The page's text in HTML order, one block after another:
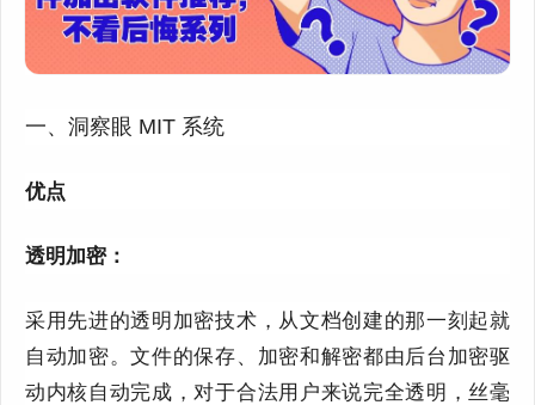
一、洞察眼 MIT 系统
优点
透明加密：
采用先进的透明加密技术，从文档创建的那一刻起就
自动加密。文件的保存、加密和解密都由后台加密驱
动内核自动完成，对于合法用户来说完全透明，丝毫